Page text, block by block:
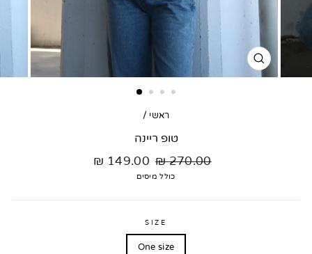
סגור
דגם
ראשי /
טופ ריינה
מחיר
270.00 ₪
מחיר
מבצע
149.00 ₪
כולל מיסים
SIZE
One size